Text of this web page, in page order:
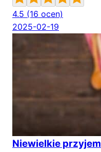
4.5 (16 ocen)
2025-02-19
Niewielkie